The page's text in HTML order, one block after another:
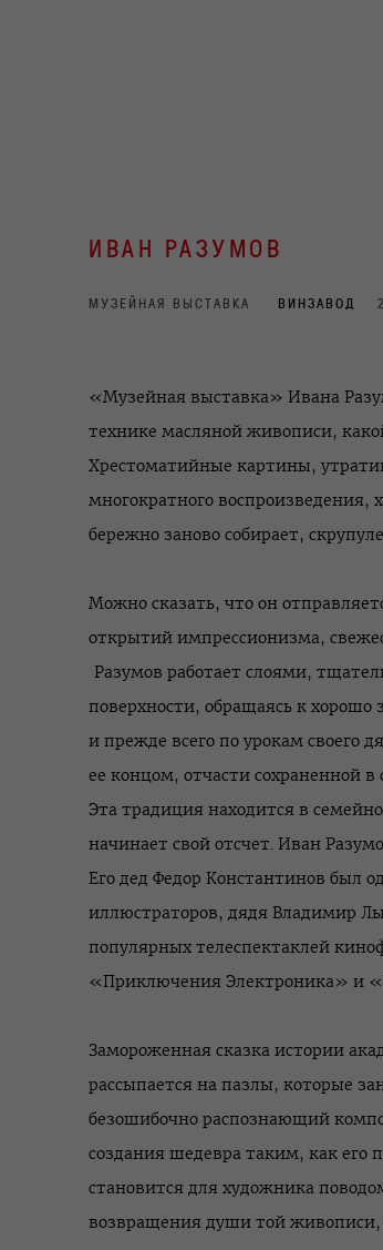
ИВАН РАЗУМОВ
МУЗЕЙНАЯ ВЫСТАВКА ВИНЗАВОД
«Музейная выставка» Ивана
технике масляной живописи,
Хрестоматийные картины,
многократного
бережно заново собирает,
Можно сказать, что он
открытий импрессионизма,
Разумов работает слоями,
поверхности, обращаясь к
и прежде всего по урокам своего
ее концом, отчасти сохраненной
Эта традиция находится в
начинает свой отсчет. Иван
Его дед Федор Константинов был
иллюстраторов, дядя Владимир
популярных телеспектаклей
«Приключения Электроника» и
Замороженная сказка истории
рассыпается на пазлы, которые
безошибочно распознающий
создания шедевра таким, как его
становится для художника
возвращения души той живописи,